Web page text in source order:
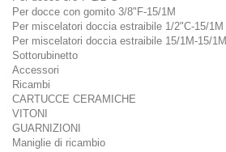
Per docce con gomito 3/8"F-15/1M
Per miscelatori doccia estraibile 1/2"C-15/1M
Per miscelatori doccia estraibile 15/1M-15/1M
Sottorubinetto
Accessori
Ricambi
CARTUCCE CERAMICHE
VITONI
GUARNIZIONI
Maniglie di ricambio